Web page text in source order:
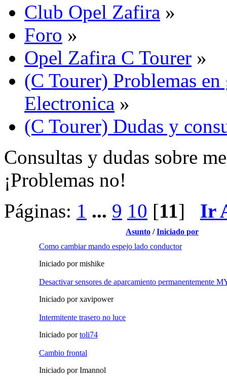
Club Opel Zafira »
Foro »
Opel Zafira C Tourer »
(C Tourer) Problemas
Electronica »
(C Tourer) Dudas y
Consultas y dudas sobre
¡Problemas no!
Páginas: 1 ... 9 10 [11] Ir
Asunto /Iniciado por
Como cambiar mando espejo lado conductor
Iniciado por mishike
Desactivar sensores de aparcamiento permanentemente
Iniciado por xavipower
Intermitente trasero no luce
Iniciado portoli74
Cambio frontal
Iniciado por Imannol